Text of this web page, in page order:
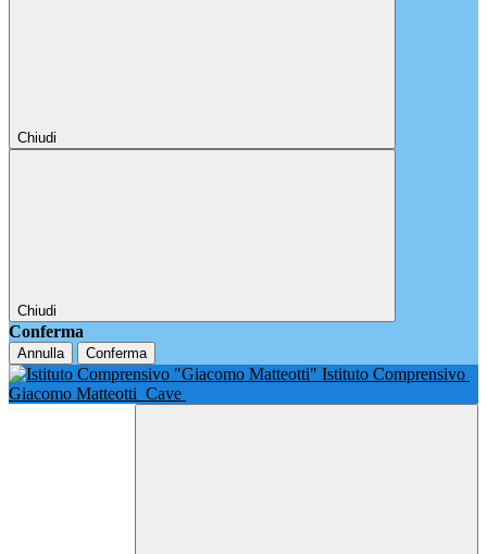
Chiudi
Chiudi
Conferma
Annulla Conferma
Istituto Comprensivo
Giacomo Matteotti Cave